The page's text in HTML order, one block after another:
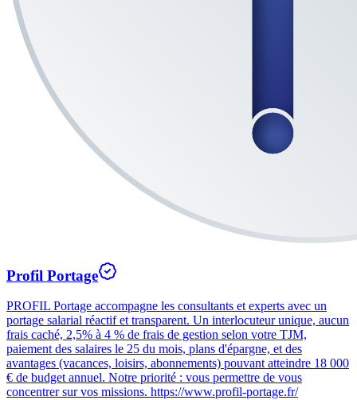
Profil Portage
PROFIL Portage accompagne les consultants et experts avec un
portage salarial réactif et transparent. Un interlocuteur unique, aucun
frais caché, 2,5% à 4 % de frais de gestion selon votre TJM,
paiement des salaires le 25 du mois, plans d'épargne, et des
avantages (vacances, loisirs, abonnements) pouvant atteindre 18 000
€ de budget annuel. Notre priorité : vous permettre de vous
concentrer sur vos missions. https://www.profil-portage.fr/